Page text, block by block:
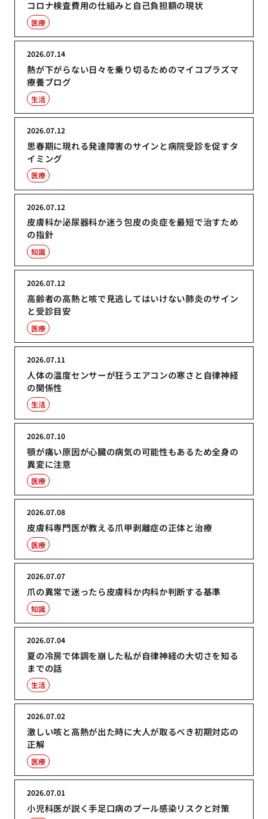
コロナ検査費用の仕組みと自己負担額の現状
医療
熱が下がらない日々を乗り切るためのマイコプラズマ
療養ブログ
2026.07.14
生活
思春期に現れる発達障害のサインと病院受診を促すタ
イミング
2026.07.12
医療
皮膚科か泌尿器科か迷う包皮の炎症を最短で治すため
の指針
2026.07.12
知識
高齢者の高熱と咳で見逃してはいけない肺炎のサイン
と受診目安
2026.07.12
医療
人体の温度センサーが狂うエアコンの寒さと自律神経
の関係性
2026.07.11
生活
顎が痛い原因が心臓の病気の可能性もあるため全身の
異変に注意
2026.07.10
医療
皮膚科専門医が教える爪甲剥離症の正体と治療
2026.07.08
医療
爪の異常で迷ったら皮膚科か内科か判断する基準
2026.07.07
知識
夏の冷房で体調を崩した私が自律神経の大切さを知る
までの話
2026.07.04
生活
激しい咳と高熱が出た時に大人が取るべき初期対応の
正解
2026.07.02
医療
小児科医が説く手足口病のプール感染リスクと対策
2026.07.01